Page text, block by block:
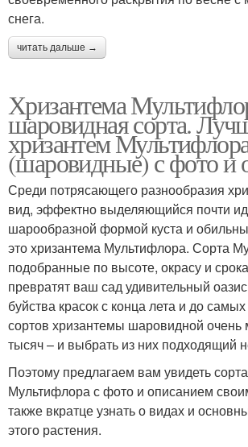
снега.
читать дальше →
Хризантема
шаровидная сорта.
хризантем
(шаровидные) с фото и
Среди потрясающего разнообразия
вид, эффектно выделяющийся почти
шарообразной формой куста и
это хризантема Мультифлора. Сорта
подобранные по высоте, окрасу и
превратят ваш сад удивительный
буйства красок с конца лета и до
сортов хризантемы шаровидной очень
тысяч – и выбрать из них подходящий
Поэтому предлагаем вам увидеть
Мультифлора с фото и описанием
также вкратце узнать о видах и
этого растения.